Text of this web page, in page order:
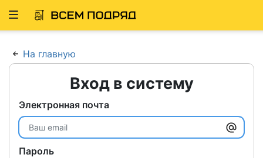
Развернуть
На главную
Вход в систему
Электронная почта
Пароль